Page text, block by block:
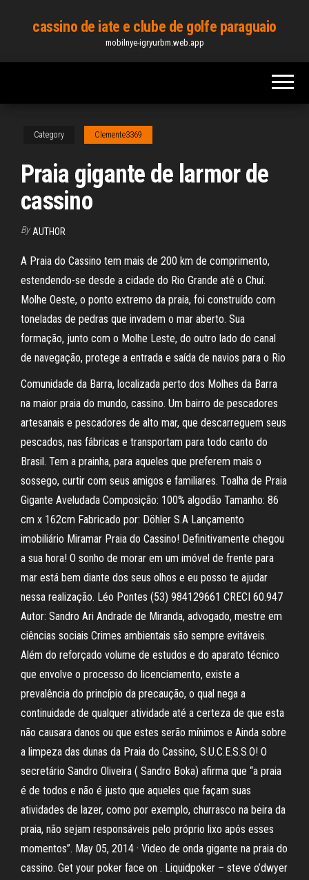
content
cassino de iate e clube de golfe paraguaio
mobilnye-igryurbm.web.app
Category Clemente3369
Praia gigante de larmor de
cassino
By AUTHOR
A Praia do Cassino tem mais de 200 km de comprimento,
estendendo-se desde a cidade do Rio Grande até o Chuí.
Molhe Oeste, o ponto extremo da praia, foi construído com
toneladas de pedras que invadem o mar aberto. Sua
formação, junto com o Molhe Leste, do outro lado do canal
de navegação, protege a entrada e saída de navios para o Rio
Comunidade da Barra, localizada perto dos Molhes da Barra
na maior praia do mundo, cassino. Um bairro de pescadores
artesanais e pescadores de alto mar, que descarreguem seus
pescados, nas fábricas e transportam para todo canto do
Brasil. Tem a prainha, para aqueles que preferem mais o
sossego, curtir com seus amigos e familiares. Toalha de Praia
Gigante Aveludada Composição: 100% algodão Tamanho: 86
cm x 162cm Fabricado por: Döhler S.A Lançamento
imobiliário Miramar Praia do Cassino! Definitivamente chegou
a sua hora! O sonho de morar em um imóvel de frente para
mar está bem diante dos seus olhos e eu posso te ajudar
nessa realização. Léo Pontes (53) 984129661 CRECI 60.947
Autor: Sandro Ari Andrade de Miranda, advogado, mestre em
ciências sociais Crimes ambientais são sempre evitáveis.
Além do reforçado volume de estudos e do aparato técnico
que envolve o processo do licenciamento, existe a
prevalência do princípio da precaução, o qual nega a
continuidade de qualquer atividade até a certeza de que esta
não causara danos ou que estes serão mínimos e Ainda sobre
a limpeza das dunas da Praia do Cassino, S.U.C.E.S.S.O! O
secretário Sandro Oliveira ( Sandro Boka) afirma que “a praia
é de todos e não é justo que aqueles que façam suas
atividades de lazer, como por exemplo, churrasco na beira da
praia, não sejam responsáveis pelo próprio lixo após esses
momentos”. May 05, 2014 · Video de onda gigante na praia do
cassino. Get your poker face on . Liquidpoker – steve o’dwyer